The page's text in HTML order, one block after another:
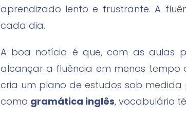
aprendizado lento e frustrante. A
cada dia.
A boa notícia é que, com as aulas
alcançar a fluência em menos tempo
cria um plano de estudos sob
como gramática inglês, vocabulário